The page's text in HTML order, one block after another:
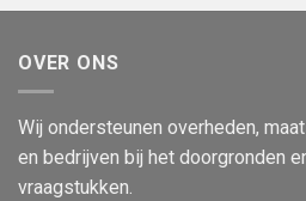
OVER ONS
Wij ondersteunen overheden,
en bedrijven bij het doorgronden
vraagstukken.